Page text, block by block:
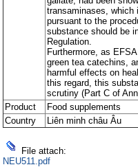
transaminases, which
pursuant to the
substance should be
Regulation.
Furthermore, as
green tea catechins,
harmful effects on
this regard, this
scrutiny (Part C of
Product
Food supplements
Country
Liên minh châu Âu
File attach:
NEU511.pdf